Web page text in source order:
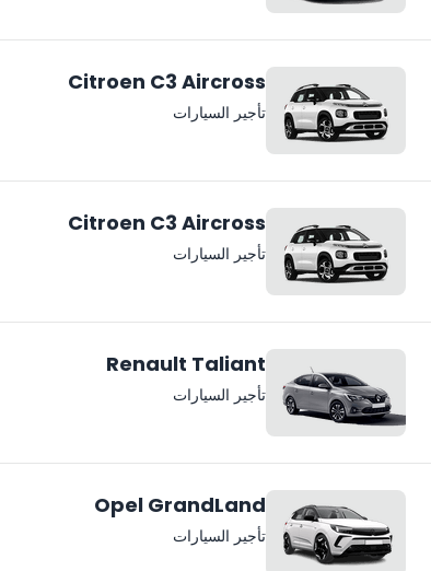
Citroen C3 Aircross
تأجير السيارات
Citroen C3 Aircross
تأجير السيارات
Renault Taliant
تأجير السيارات
Opel GrandLand
تأجير السيارات